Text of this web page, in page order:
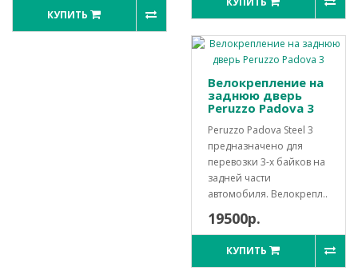
КУПИТЬ
Велокрепление на
заднюю дверь
Peruzzo Padova 3
Peruzzo Padova Steel 3
предназначено для
перевозки 3-х байков на
задней части
автомобиля. Велокрепл..
19500р.
КУПИТЬ